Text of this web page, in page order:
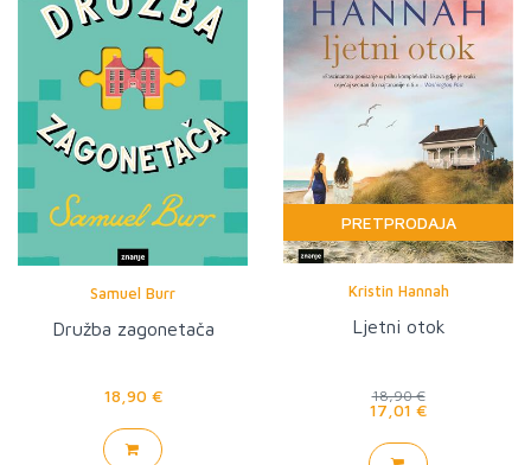
Samuel Burr
Družba zagonetača
18,90 €
PRETPRODAJA
Kristin Hannah
Ljetni otok
18,90 €
17,01 €